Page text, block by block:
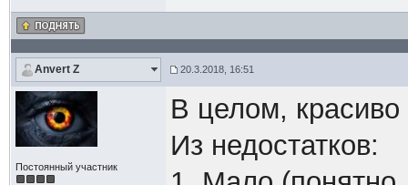
Anvert Z 20.3.2018, 16:51
Постоянный участник
В целом, красиво
Из недостатков: